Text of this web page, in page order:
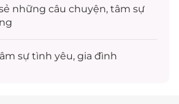
những câu chuyện, tâm sự
sự tình yêu, gia đình